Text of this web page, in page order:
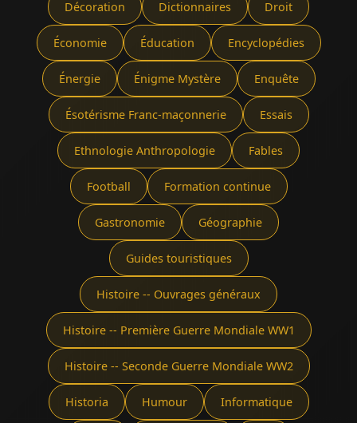
Décoration Dictionnaires Droit
Économie Éducation Encyclopédies
Énergie Énigme Mystère Enquête
Ésotérisme Franc-maçonnerie Essais
Ethnologie Anthropologie Fables
Football Formation continue
Gastronomie Géographie
Guides touristiques
Histoire -- Ouvrages généraux
Histoire -- Première Guerre Mondiale WW1
Histoire -- Seconde Guerre Mondiale WW2
Historia Humour Informatique